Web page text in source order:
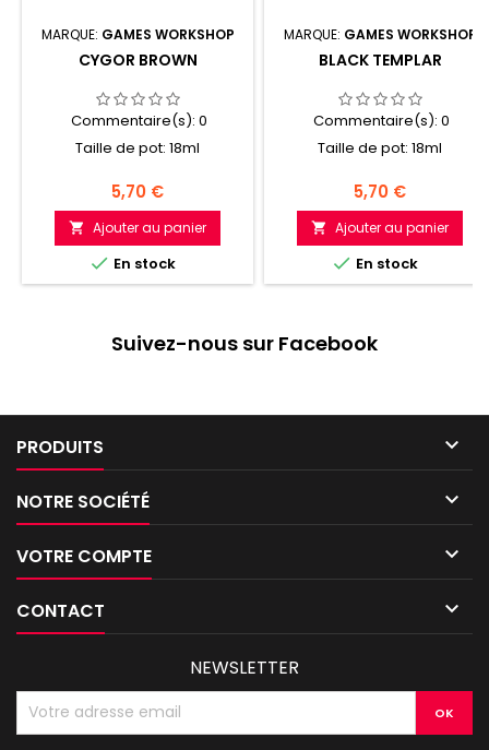
MARQUE: GAMES WORKSHOP
CYGOR BROWN
Commentaire(s): 0
Taille de pot: 18ml
Prix
5,70 €
 Ajouter au panier
 En stock
MARQUE: GAMES WORKSHOP
BLACK TEMPLAR
Commentaire(s): 0
Taille de pot: 18ml
Prix
5,70 €
 Ajouter au panier
 En stock
Suivez-nous sur Facebook
PRODUITS 
NOTRE SOCIÉTÉ 
VOTRE COMPTE 
CONTACT 
NEWSLETTER